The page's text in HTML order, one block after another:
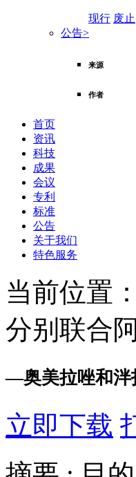
现行 废止
公告>
来源
作者
首页
资讯
科技
成果
会议
专利
标准
公告
关于我们
特色服务
当前位置：
分别联合
—奥美拉唑和
立即下载